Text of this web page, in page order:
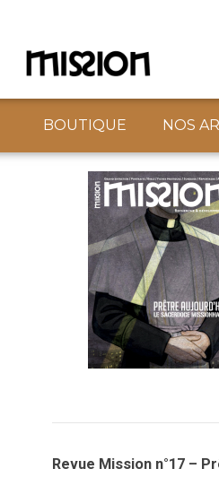
BOUTIQUE NOS
Revue Mission n°17 –